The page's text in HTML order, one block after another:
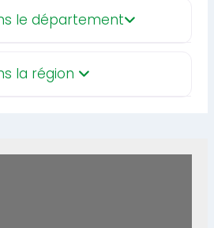
le département
la région